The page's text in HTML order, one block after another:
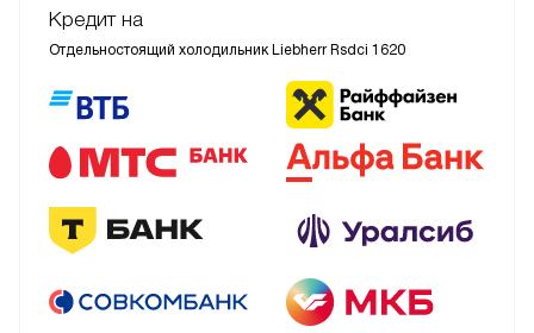
Кредит на
Отдельностоящий холодильник Liebherr Rsdci 1620